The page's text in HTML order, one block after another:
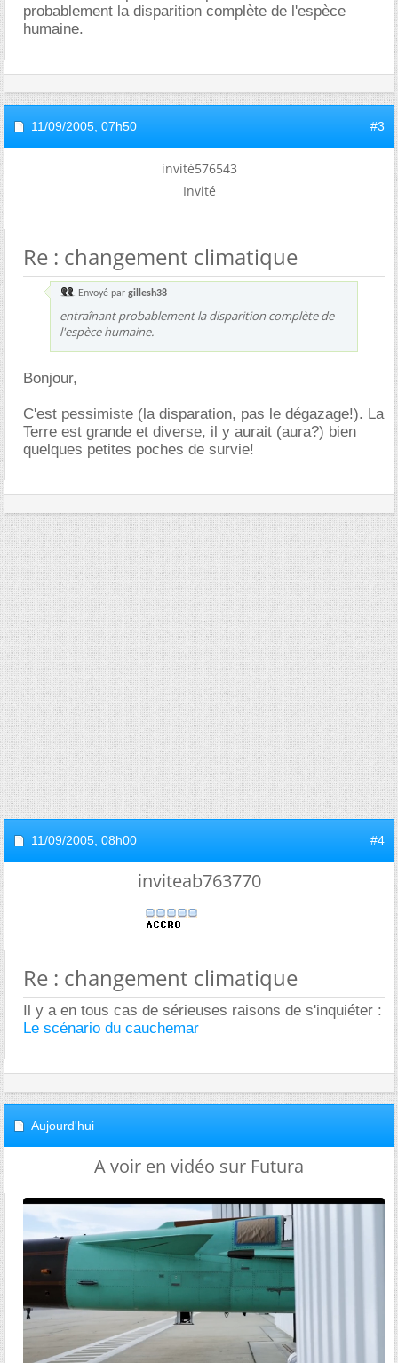
probablement la disparition complète de l'espèce
humaine.
11/09/2005, 07h50 #3
invité576543
Invité
Re : changement climatique
Envoyé par gillesh38
entraînant probablement la disparition complète de
l'espèce humaine.
Bonjour,
C'est pessimiste (la disparation, pas le dégazage!). La
Terre est grande et diverse, il y aurait (aura?) bien
quelques petites poches de survie!
11/09/2005, 08h00 #4
inviteab763770
Re : changement climatique
Il y a en tous cas de sérieuses raisons de s'inquiéter :
Le scénario du cauchemar
Aujourd'hui
A voir en vidéo sur Futura